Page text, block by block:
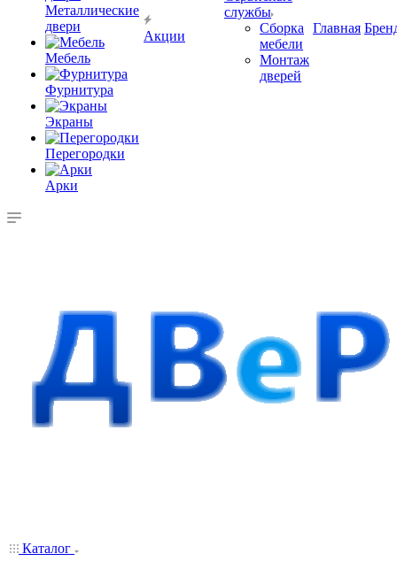
Металлические
двери
Мебель
Фурнитура
Экраны
Перегородки
Арки
Акции
службы
Сборка
мебели
Монтаж
дверей
Главная
Каталог